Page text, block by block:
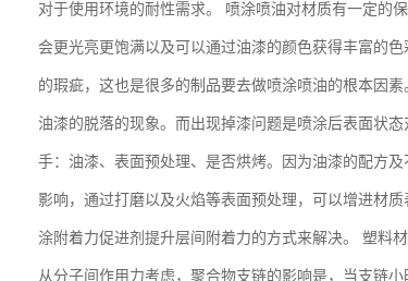
对于使用环境的耐性需求。 喷涂喷油对材质有一定的
会更光亮更饱满以及可以通过油漆的颜色获得丰富的
的瑕疵，这也是很多的制品要去做喷涂喷油的根本因
油漆的脱落的现象。而出现掉漆问题是喷涂后表面状
手：油漆、表面预处理、是否烘烤。因为油漆的配方
影响，通过打磨以及火焰等表面预处理，可以增进材
涂附着力促进剂提升层间附着力的方式来解决。 塑料
从分子间作用力考虑，聚合物支链的影响是，当支链